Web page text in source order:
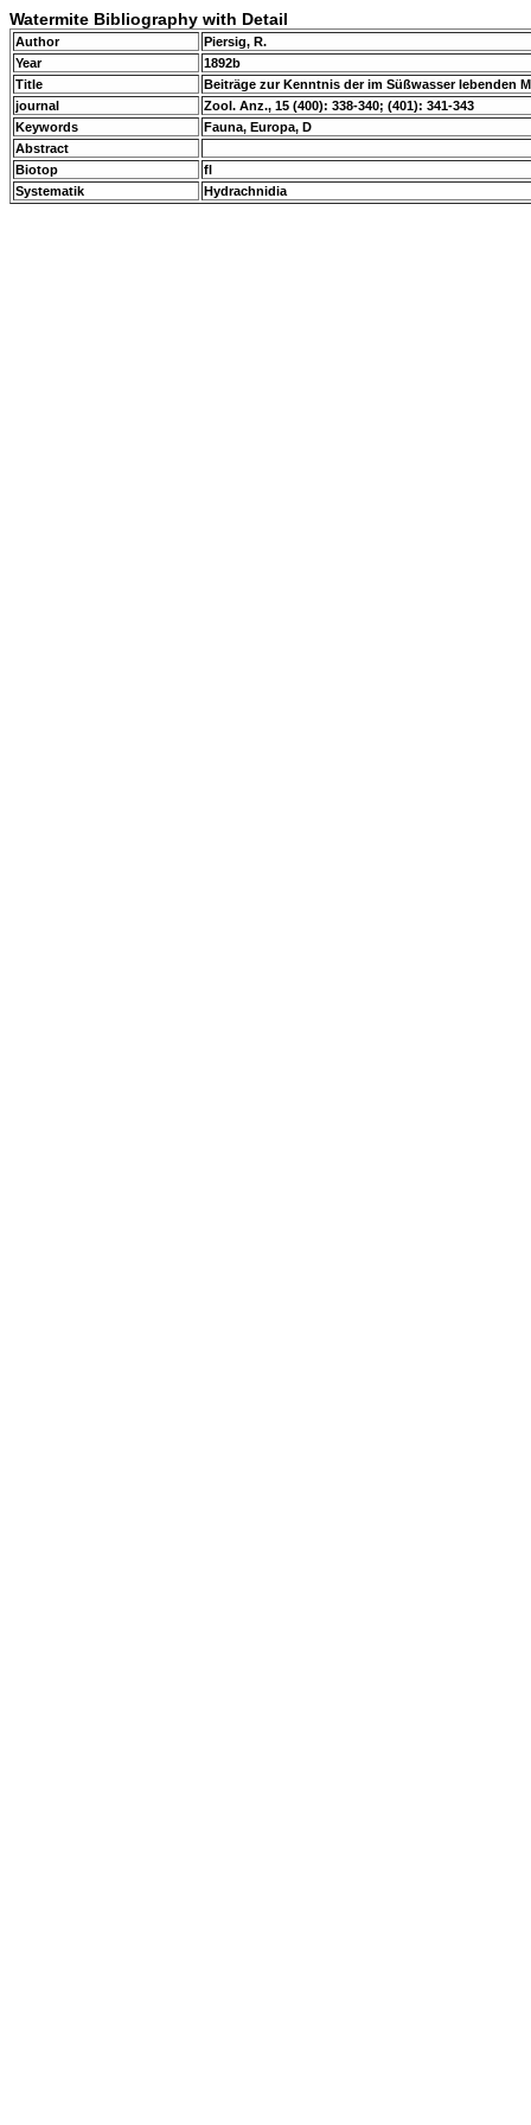
Watermite Bibliography with Detail
Author
Piersig, R.
Year
1892b
Title
Beiträge zur Kenntnis der im Süßwasser lebenden
journal
Zool. Anz., 15 (400): 338-340; (401): 341-343
Keywords
Fauna, Europa, D
Abstract
Biotop
fl
Systematik
Hydrachnidia